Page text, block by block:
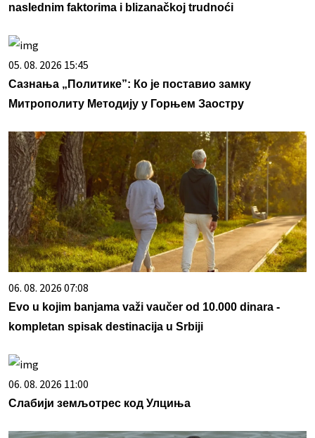
naslednim faktorima i blizanačkoj trudnoći
05. 08. 2026 15:45
Сазнања „Политике”: Ко је поставио замку
Митрополиту Методију у Горњем Заостру
06. 08. 2026 07:08
Evo u kojim banjama važi vaučer od 10.000 dinara -
kompletan spisak destinacija u Srbiji
06. 08. 2026 11:00
Слабији земљотрес код Улциња